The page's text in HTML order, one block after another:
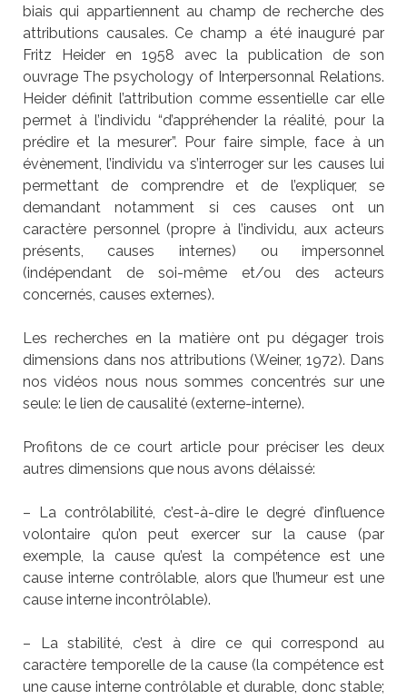
biais qui appartiennent au champ de recherche des
attributions causales. Ce champ a été inauguré par
Fritz Heider en 1958 avec la publication de son
ouvrage The psychology of Interpersonnal Relations.
Heider définit l’attribution comme essentielle car elle
permet à l’individu “d’appréhender la réalité, pour la
prédire et la mesurer”. Pour faire simple, face à un
évènement, l’individu va s’interroger sur les causes lui
permettant de comprendre et de l’expliquer, se
demandant notamment si ces causes ont un
caractère personnel (propre à l’individu, aux acteurs
présents, causes internes) ou impersonnel
(indépendant de soi-même et/ou des acteurs
concernés, causes externes).
Les recherches en la matière ont pu dégager trois
dimensions dans nos attributions (Weiner, 1972). Dans
nos vidéos nous nous sommes concentrés sur une
seule: le lien de causalité (externe-interne).
Profitons de ce court article pour préciser les deux
autres dimensions que nous avons délaissé:
– La contrôlabilité, c’est-à-dire le degré d’influence
volontaire qu’on peut exercer sur la cause (par
exemple, la cause qu’est la compétence est une
cause interne contrôlable, alors que l’humeur est une
cause interne incontrôlable).
– La stabilité, c’est à dire ce qui correspond au
caractère temporelle de la cause (la compétence est
une cause interne contrôlable et durable, donc stable;